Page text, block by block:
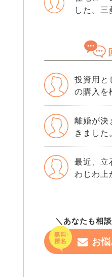
デメリッ
う数字を
知りまし
せん。
ローン
でから
た。 思い当たるのは、数年前
にクレジ
しが1回
です。
りません
す。それ
続年数に
るのです
れるこ
今から
ま申し込
か…。
を聞き
した。三
・購入
頭金
ちゃんと
査に申し
か？ 他
銀行で考
の銀行
も、情報
投資用と
の購入を
賃借人と
定収入が
間終了後
意点を教
離婚が決
きました
かなり残
済できる
は今の家
ます。
売る・住
一番後悔
料が欲
最近、立
わじわ上
気が大
と検討中
元感が
に不安も
＼あなたも相
お